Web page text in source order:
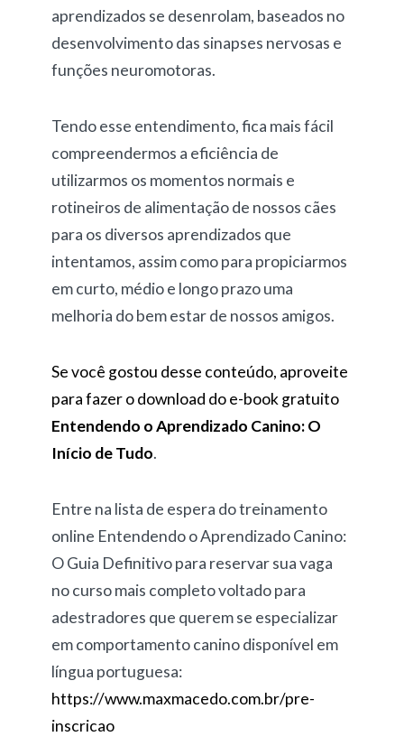
aprendizados se desenrolam, baseados no
desenvolvimento das sinapses nervosas e
funções neuromotoras.
Tendo esse entendimento, fica mais fácil
compreendermos a eficiência de
utilizarmos os momentos normais e
rotineiros de alimentação de nossos cães
para os diversos aprendizados que
intentamos, assim como para propiciarmos
em curto, médio e longo prazo uma
melhoria do bem estar de nossos amigos.
Se você gostou desse conteúdo, aproveite
para fazer o download do e-book gratuito
Entendendo o Aprendizado Canino: O
Início de Tudo.
Entre na lista de espera do treinamento
online Entendendo o Aprendizado Canino:
O Guia Definitivo para reservar sua vaga
no curso mais completo voltado para
adestradores que querem se especializar
em comportamento canino disponível em
língua portuguesa:
https://www.maxmacedo.com.br/pre-
inscricao